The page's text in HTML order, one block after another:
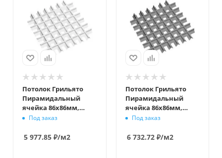
Потолок Грильято
Пирамидальный
ячейка 86х86мм,
белый матовый,
ширина 10 мм
Под заказ
5 977.85 ₽/м2
Потолок Грильято
Пирамидальный
ячейка 86х86мм,
металлик, высота 35
Под заказ
6 732.72₽/м2